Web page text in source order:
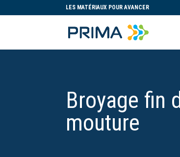
LES MATÉRIAUX POUR AVANCER
Broyage fin
mouture